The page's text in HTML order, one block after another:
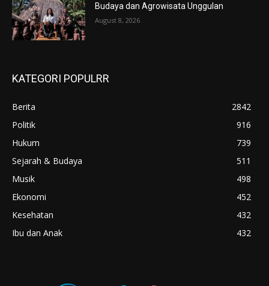
Budaya dan Agrowisata Unggulan
August 8, 2026
KATEGORI POPULRR
Berita
2842
Politik
916
Hukum
739
Sejarah & Budaya
511
Musik
498
Ekonomi
452
Kesehatan
432
Ibu dan Anak
432